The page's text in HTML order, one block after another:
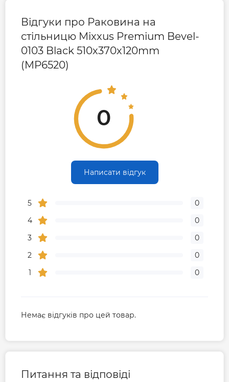
Відгуки про Раковина на
стільницю Mixxus Premium Bevel-
0103 Black 510х370х120mm
(MP6520)
0
Написати відгук
5
0
4
0
3
0
2
0
1
0
Немає відгуків про цей товар.
Питання та відповіді